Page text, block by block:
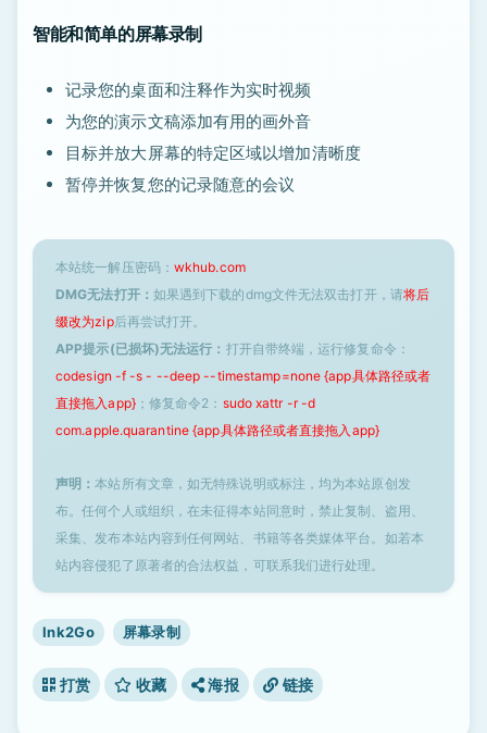
智能和简单的屏幕录制
记录您的桌面和注释作为实时视频
为您的演示文稿添加有用的画外音
目标并放大屏幕的特定区域以增加清晰度
暂停并恢复您的记录随意的会议
本站统一解压密码： wkhub.com
DMG无法打开： 如果遇到下载的dmg文件无法双击打开，请将后
缀改为zip后再尝试打开。
APP提示(已损坏)无法运行： 打开自带终端，运行修复命令：
codesign -f -s - --deep --timestamp=none {app具体路径或者
直接拖入app}；修复命令2： sudo xattr -r -d
com.apple.quarantine {app具体路径或者直接拖入app}
声明：本站所有文章，如无特殊说明或标注，均为本站原创发
布。任何个人或组织，在未征得本站同意时，禁止复制、盗用、
采集、发布本站内容到任何网站、书籍等各类媒体平台。如若本
站内容侵犯了原著者的合法权益，可联系我们进行处理。
Ink2Go 屏幕录制
打赏 收藏 海报 链接